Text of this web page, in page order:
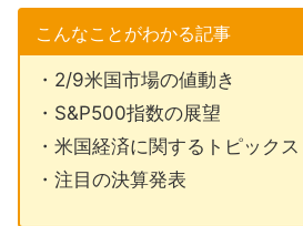
こんなことがわかる記事
・2/9米国市場の値動き
・S&P500指数の展望
・米国経済に関するトピックス
・注目の決算発表